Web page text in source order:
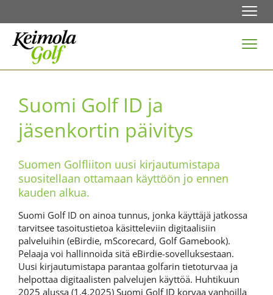
Suomi Golf ID ja
jäsenkortin päivitys
Suomen Golfliiton uusi kirjautumistapa
suositellaan ottamaan käyttöön jo ennen
kauden alkua.
Suomi Golf ID on ainoa tunnus, jonka käyttäjä jatkossa
tarvitsee tasoitustietoa käsitteleviin digitaalisiin
palveluihin (eBirdie, mScorecard, Golf Gamebook).
Pelaaja voi hallinnoida sitä eBirdie-sovelluksestaan.
Uusi kirjautumistapa parantaa golfarin tietoturvaa ja
helpottaa digitaalisten palvelujen käyttöä. Huhtikuun
2025 alussa (1.4.2025) Suomi Golf ID korvaa vanhoilla